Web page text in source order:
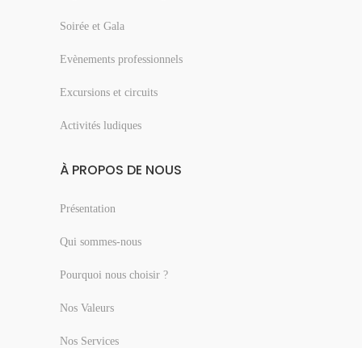
Soirée et Gala
Evènements professionnels
Excursions et circuits
Activités ludiques
À PROPOS DE NOUS
Présentation
Qui sommes-nous
Pourquoi nous choisir ?
Nos Valeurs
Nos Services